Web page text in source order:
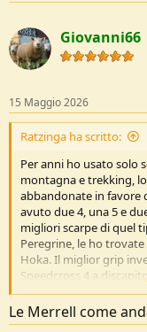
Giovanni66
15 Maggio 2026
Ratzinga ha scritto:
Per anni ho usato solo
montagna e trekking,
abbandonate in favore
avuto due 4, una 5 e
migliori scarpe di quel
Peregrine, le ho
Hoka. Il miglior grip
Speedcross 4 a
pochi chilometri. Ho
finite non ne comprerò
preso delle nuove
Le Merrell come